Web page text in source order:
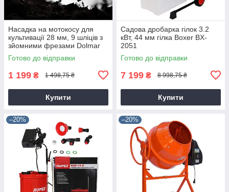
Насадка на мотокосу для
культивації 28 мм, 9 шліців з
зйомними фрезами Dolmar
9T28
Готово до відправки
1 199 ₴ 1 498,75 ₴
Купити
Садова дробарка гілок 3.2
кВт, 44 мм гілка Boxer BX-
2051
Готово до відправки
7 199 ₴ 8 998,75 ₴
Купити
–20% –20%